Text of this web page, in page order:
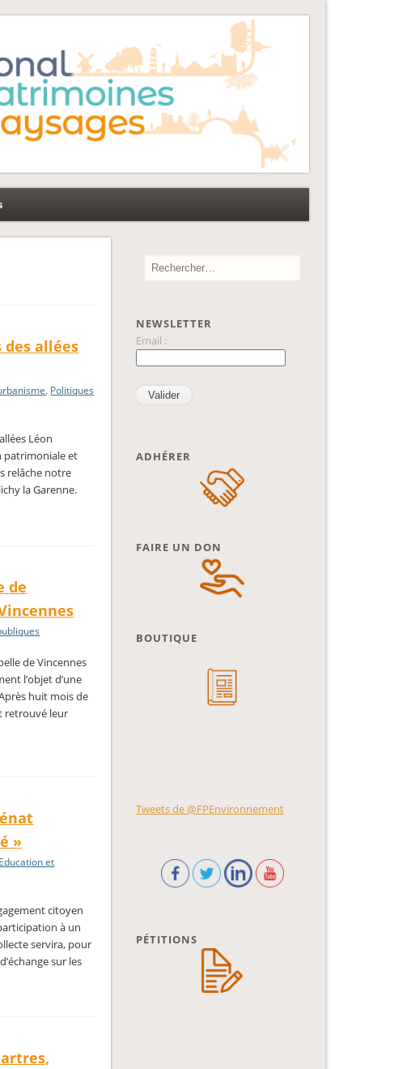
allées
, Politiques
Léon
patrimoniale et
relâche notre
la Garenne.
de
de Vincennes
l’objet d’une
huit mois de
retrouvé leur
»
Education et
citoyen
à un
servira, pour
sur les
NEWSLETTER
Email :
ADHÉRER
FAIRE UN DON
BOUTIQUE
Tweets de @FPEnvironnement
PÉTITIONS